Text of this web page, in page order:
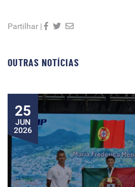
Partilhar |
OUTRAS NOTÍCIAS
25
JUN
2026